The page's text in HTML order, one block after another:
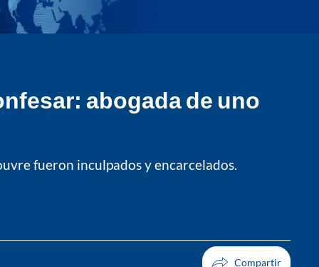
abogada de uno
fueron inculpados y encarcelados.